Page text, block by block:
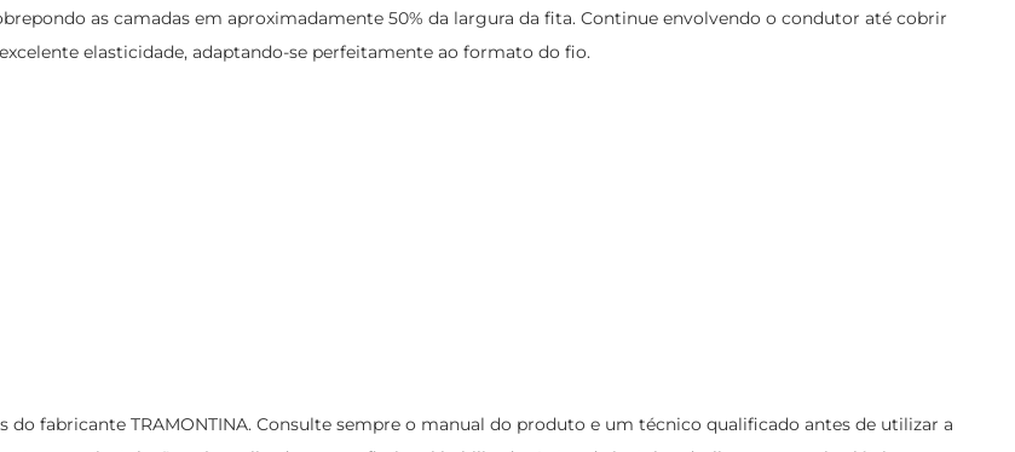
as camadas em aproximadamente 50% da largura da fita. Continue envolvendo o condutor até cobrir
elasticidade, adaptando-se perfeitamente ao formato do fio.
do fabricante TRAMONTINA. Consulte sempre o manual do produto e um técnico qualificado antes de utilizar a